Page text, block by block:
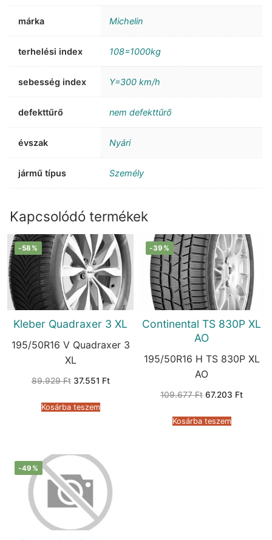
márka Michelin
terhelési index 108=1000kg
sebesség index Y=300 km/h
defekttűrő nem defekttűrő
évszak Nyári
jármű típus Személy
Kapcsolódó termékek
-58%
Kleber Quadraxer 3 XL
195/50R16 V Quadraxer 3
XL
89.929Ft Original
89.929 Ft.
37.551 FtCurrent
Kosárba teszem
-39%
Continental TS 830P XL
AO
195/50R16 H TS 830P XL
AO
109.677Ft Original
109.677 Ft.
67.203 FtCurrent
Kosárba teszem
-49%